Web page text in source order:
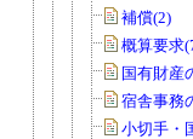
補償(2)
概算要求
国有財産
宿舎事務
小切手・